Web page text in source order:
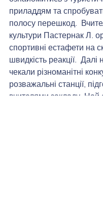
приладдям та
полосу перешкод.
культури Пастернак Л.
спортивні естафети на
швидкість реакції.  Далі
чекали різноманітні
розважальні станції,
вчителями закладу. Най